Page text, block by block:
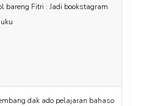
bareng Fitri : Jadi bookstagram
dak ado pelajaran bahaso